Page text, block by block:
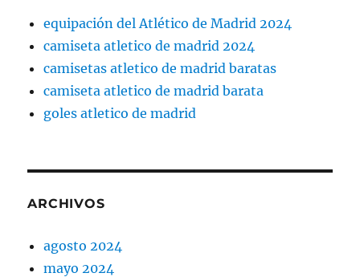
equipación del Atlético de Madrid 2024
camiseta atletico de madrid 2024
camisetas atletico de madrid baratas
camiseta atletico de madrid barata
goles atletico de madrid
ARCHIVOS
agosto 2024
mayo 2024